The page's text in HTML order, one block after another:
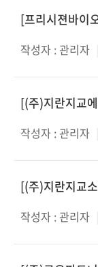
작성자 : 관리자
작성자 : 관리자
작성자 : 관리자